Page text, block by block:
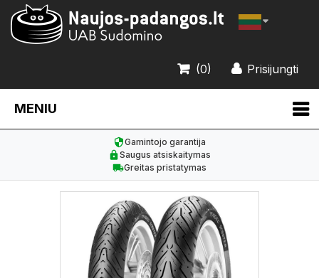
Prisijungti
(0)
MENIU
Gamintojo garantija
Saugus atsiskaitymas
Greitas pristatymas